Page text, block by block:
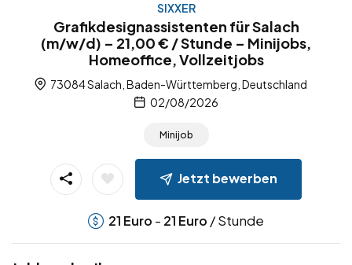
SIXXER
Grafikdesignassistenten für Salach
(m/w/d) – 21,00 € / Stunde – Minijobs,
Homeoffice, Vollzeitjobs
73084 Salach, Baden-Württemberg, Deutschland
02/08/2026
Minijob
Jetzt bewerben
21 Euro - 21 Euro / Stunde